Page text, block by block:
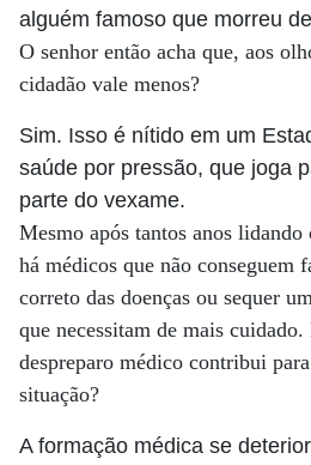
alguém famoso que morreu
O senhor então acha que, aos
cidadão vale menos?
Sim. Isso é nítido em um
saúde por pressão, que joga
parte do vexame.
Mesmo após tantos anos
há médicos que não conseguem
correto das doenças ou sequer
que necessitam de mais
despreparo médico contribui
situação?
A formação médica se